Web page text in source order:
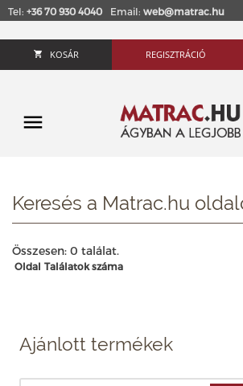
Tel: +36 70 930 4040 Email: web@matrac.hu
KOSÁR REGISZTRÁCIÓ
Keresés a Matrac.hu
Összesen: 0 találat.
Oldal Találatok száma
Ajánlott termékek